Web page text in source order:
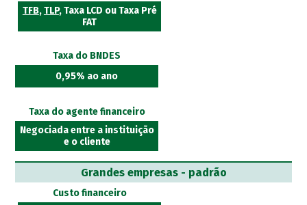
TFB,TLP, Taxa LCD ou Taxa Pré
FAT
Taxa do BNDES
0,95% ao ano
Taxa do agente financeiro
Negociada entre a instituição
e o cliente
Grandes empresas - padrão
Custo financeiro